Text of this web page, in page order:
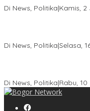
Di News, Politika|Kamis, 2
Di News, Politika|Selasa,
Di News, Politika|Rabu, 10